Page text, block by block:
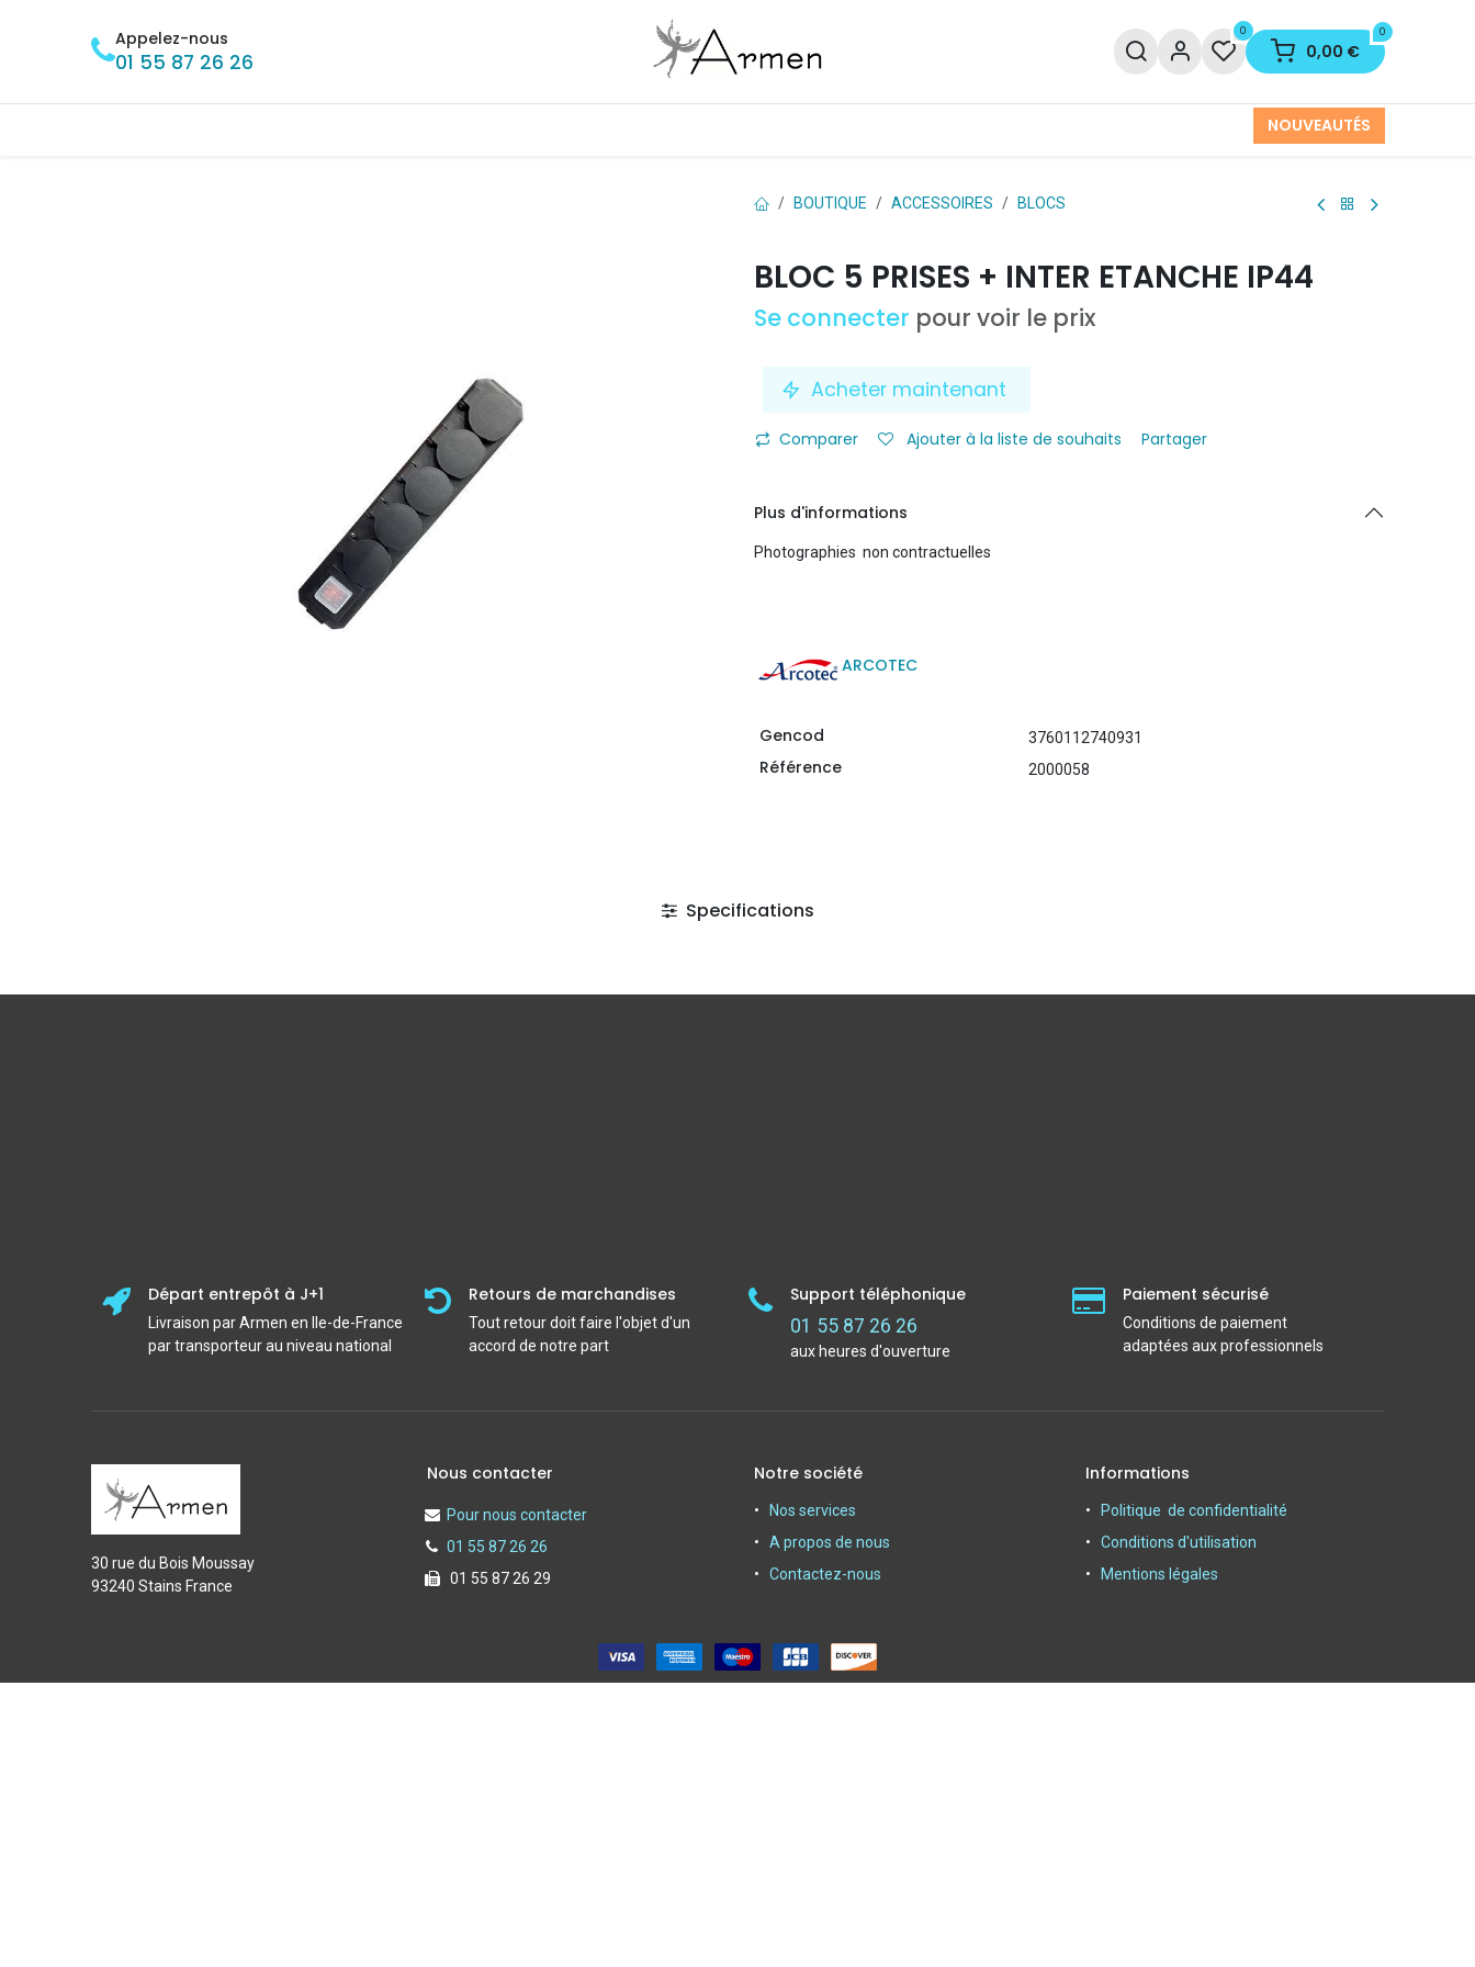
Appelez-nous
01 55 87 26 26
0 0
0,00 €
NOUVEAUTÉS
BOUTIQUE ACCESSOIRES BLOCS
BLOC 5 PRISES + INTER ETANCHE IP44
Se connecter pour voir le prix
Acheter maintenant
Comparer Ajouter à la liste de souhaits Partager
Plus d'informations
Photographies non contractuelles
ARCOTEC
Gencod 3760112740931
Référence 2000058
Specifications
Départ entrepôt à J+1
Livraison par Armen en Ile-de-France
par transporteur au niveau national
Retours de marchandises
Tout retour doit faire l'objet d'un
accord de notre part
Support téléphonique
01 55 87 26 26
aux heures d'ouverture
Paiement sécurisé
Conditions de paiement
adaptées aux professionnels
30 rue du Bois Moussay
93240 Stains France
Nous contacter
Pour nous contacter
01 55 87 26 26
01 55 87 26 29
Notre société
Nos services
A propos de nous
Contactez-nous
Informations
Politique de confidentialité
Conditions d'utilisation
Mentions légales